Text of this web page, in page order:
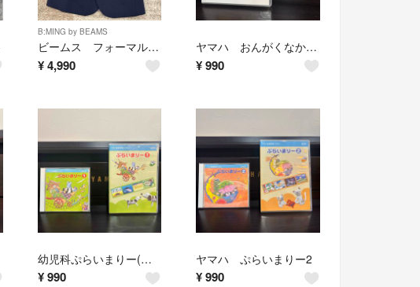
B:MING by BEAMS
ビームス フォーマル ジャケット ブレザー
¥ 4,990
ヤマハ おんがくなかよしコース うれしいな！
¥990
幼児科ぷらいまりー(１) ヤマハ
¥ 990
ヤマハ ぷらいまりー2
¥990